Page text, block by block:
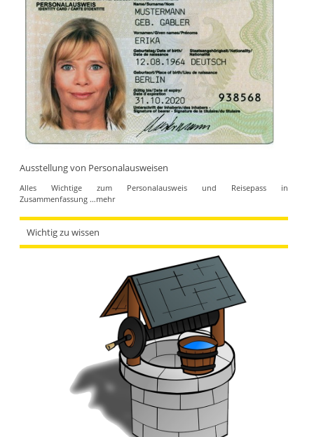
Ausstellung von Personalausweisen
Alles Wichtige zum Personalausweis und Reisepass in
Zusammenfassung …mehr
Wichtig zu wissen